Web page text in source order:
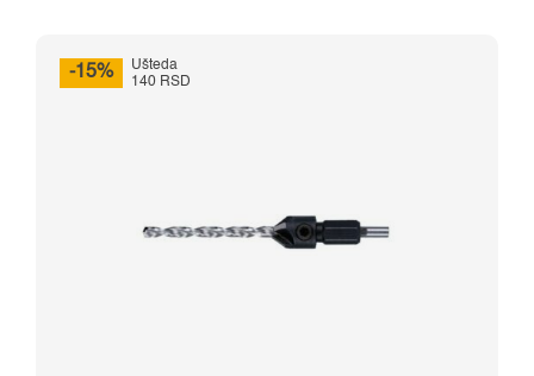
-15%
Ušteda
140 RSD